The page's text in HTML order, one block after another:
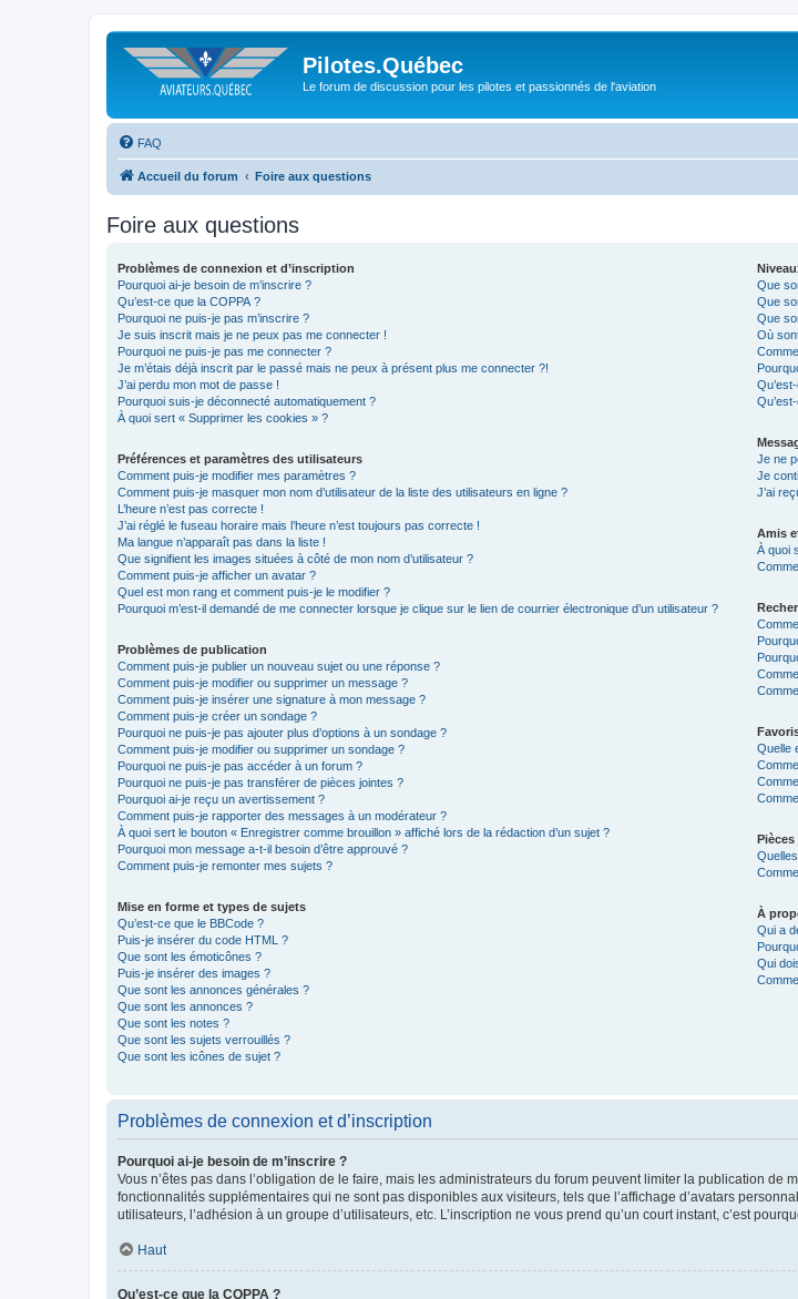
Pilotes.Québec
Le forum de discussion pour les pilotes et passionnés de l'aviation
FAQ
Accueil du forum Foire aux questions
Foire aux questions
Problèmes de connexion et d’inscription
Pourquoi ai-je besoin de m’inscrire ?
Qu’est-ce que la COPPA ?
Pourquoi ne puis-je pas m’inscrire ?
Je suis inscrit mais je ne peux pas me connecter !
Pourquoi ne puis-je pas me connecter ?
Je m’étais déjà inscrit par le passé mais ne peux à présent plus me connecter ?!
J’ai perdu mon mot de passe !
Pourquoi suis-je déconnecté automatiquement ?
À quoi sert « Supprimer les cookies » ?
Préférences et paramètres des utilisateurs
Comment puis-je modifier mes paramètres ?
Comment puis-je masquer mon nom d’utilisateur de la liste des utilisateurs en ligne ?
L’heure n’est pas correcte !
J’ai réglé le fuseau horaire mais l’heure n’est toujours pas correcte !
Ma langue n’apparaît pas dans la liste !
Que signifient les images situées à côté de mon nom d’utilisateur ?
Comment puis-je afficher un avatar ?
Quel est mon rang et comment puis-je le modifier ?
Pourquoi m’est-il demandé de me connecter lorsque je clique sur le lien de courrier électronique d’un utilisateur ?
Problèmes de publication
Comment puis-je publier un nouveau sujet ou une réponse ?
Comment puis-je modifier ou supprimer un message ?
Comment puis-je insérer une signature à mon message ?
Comment puis-je créer un sondage ?
Pourquoi ne puis-je pas ajouter plus d’options à un sondage ?
Comment puis-je modifier ou supprimer un sondage ?
Pourquoi ne puis-je pas accéder à un forum ?
Pourquoi ne puis-je pas transférer de pièces jointes ?
Pourquoi ai-je reçu un avertissement ?
Comment puis-je rapporter des messages à un modérateur ?
À quoi sert le bouton « Enregistrer comme brouillon » affiché lors de la rédaction d’un sujet ?
Pourquoi mon message a-t-il besoin d’être approuvé ?
Comment puis-je remonter mes sujets ?
Mise en forme et types de sujets
Qu’est-ce que le BBCode ?
Puis-je insérer du code HTML ?
Que sont les émoticônes ?
Puis-je insérer des images ?
Que sont les annonces générales ?
Que sont les annonces ?
Que sont les notes ?
Que sont les sujets verrouillés ?
Que sont les icônes de sujet ?
Que
Que
Que
Où
Je ne
Je
J’ai
Amis
À quoi
Quelle
À
Qui a
Qui
Problèmes de connexion et d’inscription
Pourquoi ai-je besoin de m’inscrire ?
Vous n’êtes pas dans l’obligation de le faire, mais les administrateurs du forum peuvent limiter la publication
fonctionnalités supplémentaires qui ne sont pas disponibles aux visiteurs, tels que l’affichage d’avatars
utilisateurs, l’adhésion à un groupe d’utilisateurs, etc. L’inscription ne vous prend qu’un court instant, c’est
Haut
Qu’est-ce que la COPPA ?